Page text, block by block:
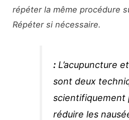
répéter la même procédure
Répéter si nécessaire.
: L’acupuncture
sont deux
scientifiquement
réduire les